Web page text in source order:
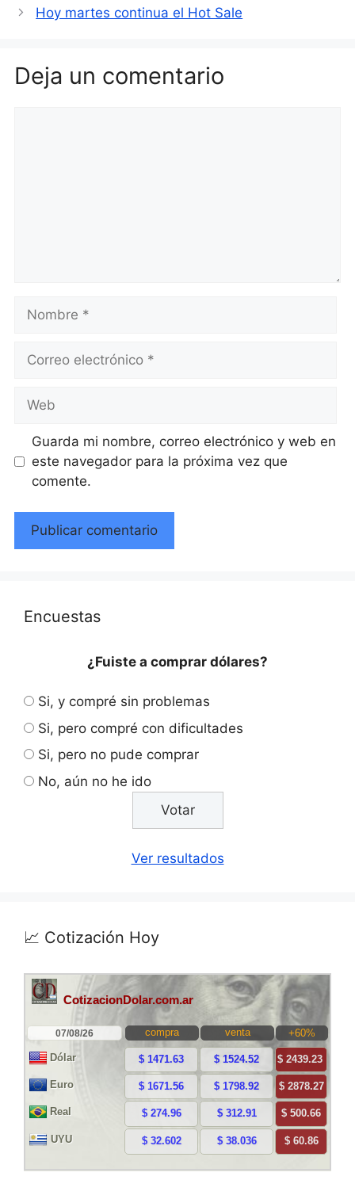
Hoy martes continua el Hot Sale
Deja un comentario
Nombre
Correo
Web
Guarda mi nombre, correo electrónico y web en
este navegador para la próxima vez que
comente.
Encuestas
¿Fuiste a comprar dólares?
Si, y compré sin problemas
Si, pero compré con dificultades
Si, pero no pude comprar
No, aún no he ido
Ver resultados
📈 Cotización Hoy